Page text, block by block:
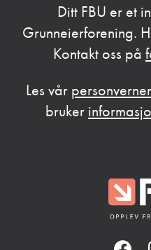
Ditt FBU er et
Grunneierforening.
Kontakt oss på
Les vår
bruker